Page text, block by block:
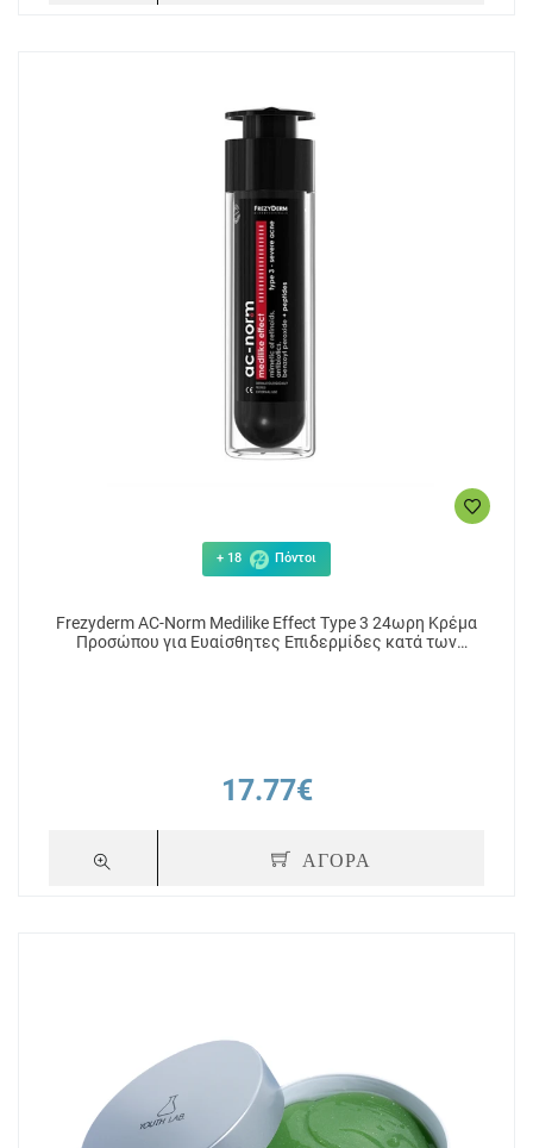
+ 18 Πόντοι
Frezyderm AC-Norm Medilike Effect Type 3 24ωρη Κρέμα
Προσώπου για Ευαίσθητες Επιδερμίδες κατά των
17.77€
ΑΓΟΡΑ